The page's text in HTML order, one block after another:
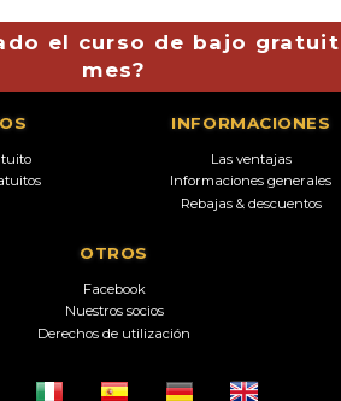
el curso de bajo
mes?
INFORMACIONES
Las ventajas
Informaciones generales
Rebajas & descuentos
OTROS
Facebook
Nuestros socios
Derechos de utilización